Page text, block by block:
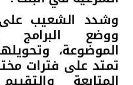
وشدد الشعيب
ووضع البرامج
الموضوعة،
تمتد على فترات